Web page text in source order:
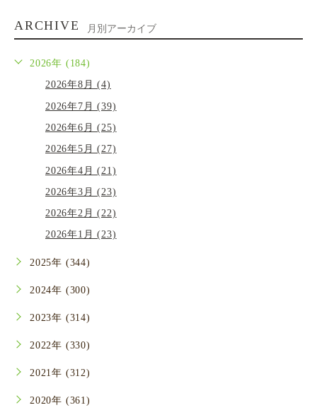
ARCHIVE 月別アーカイブ
2026年 (184)
2026年8月 (4)
2026年7月 (39)
2026年6月 (25)
2026年5月 (27)
2026年4月 (21)
2026年3月 (23)
2026年2月 (22)
2026年1月 (23)
2025年 (344)
2024年 (300)
2023年 (314)
2022年 (330)
2021年 (312)
2020年 (361)